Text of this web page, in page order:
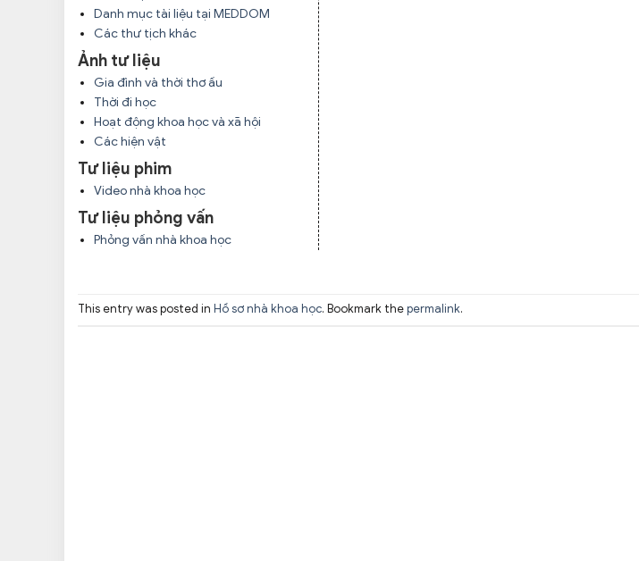
Danh mục tài liệu tại MEDDOM
Các thư tịch khác
Ảnh tư liệu
Gia đình và thời thơ ấu
Thời đi học
Hoạt động khoa học và xã hội
Các hiện vật
Tư liệu phim
Video nhà khoa học
Tư liệu phỏng vấn
Phỏng vấn nhà khoa học
This entry was posted in Hồ sơ nhà khoa học. Bookmark thepermalink.